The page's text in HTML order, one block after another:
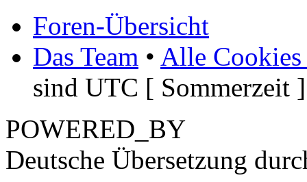
Foren-Übersicht
Das Team • Alle Cookies
sind UTC [ Sommerzeit ]
POWERED_BY
Deutsche Übersetzung